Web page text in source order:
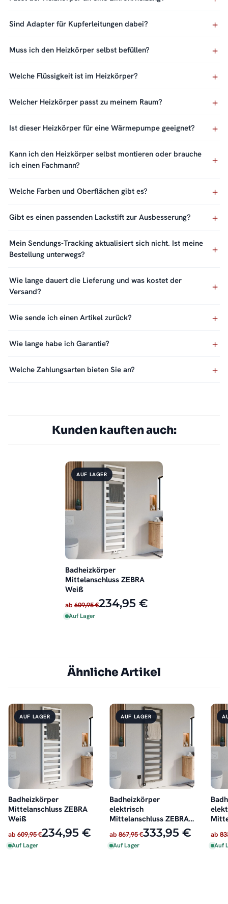
Sind Adapter für Kupferleitungen dabei?
Muss ich den Heizkörper selbst befüllen?
Welche Flüssigkeit ist im Heizkörper?
Welcher Heizkörper passt zu meinem Raum?
Ist dieser Heizkörper für eine Wärmepumpe geeignet?
Kann ich den Heizkörper selbst montieren oder brauche
ich einen Fachmann?
Welche Farben und Oberflächen gibt es?
Gibt es einen passenden Lackstift zur Ausbesserung?
Mein Sendungs-Tracking aktualisiert sich nicht. Ist meine
Bestellung unterwegs?
Wie lange dauert die Lieferung und was kostet der
Versand?
Wie sende ich einen Artikel zurück?
Wie lange habe ich Garantie?
Welche Zahlungsarten bieten Sie an?
Kunden kauften auch:
AUF LAGER
Badheizkörper
Mittelanschluss ZEBRA
Weiß
ab 609,95 €234,95 €
Auf Lager
Ähnliche Artikel
AUF LAGER
Badheizkörper
Mittelanschluss ZEBRA
Weiß
ab 609,95 €234,95 €
Auf Lager
AUF LAGER
Badheizkörper
elektrisch
Mittelanschluss ZEBRA
Anthrazit inkl. Heizstab
ab 867,95 €333,95 €
Auf Lager
ab
Auf